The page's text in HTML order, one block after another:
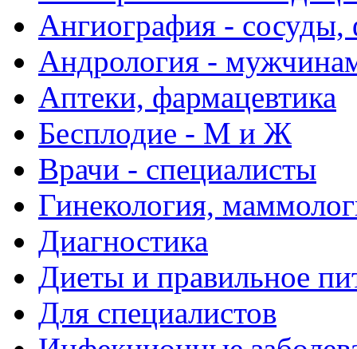
Ангиография - сосуды,
Андрология -
Аптеки, фармацевтика
Бесплодие - М и Ж
Врачи - специалисты
Гинекология,
Диагностика
Диеты и правильное
Для специалистов